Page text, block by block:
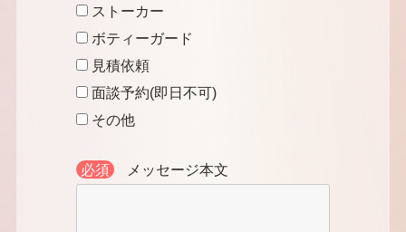
ストーカー
ボティーガード
見積依頼
面談予約(即日不可)
その他
必須 メッセージ本文